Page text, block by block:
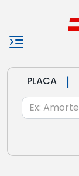
PLACA |